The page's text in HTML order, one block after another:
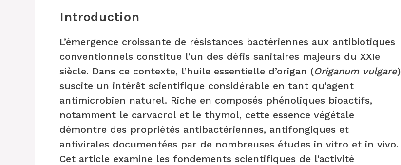
Introduction
L’émergence croissante de résistances bactériennes aux antibiotiques
conventionnels constitue l’un des défis sanitaires majeurs du XXIe
siècle. Dans ce contexte, l’huile essentielle d’origan (Origanum vulgare)
suscite un intérêt scientifique considérable en tant qu’agent
antimicrobien naturel. Riche en composés phénoliques bioactifs,
notamment le carvacrol et le thymol, cette essence végétale
démontre des propriétés antibactériennes, antifongiques et
antivirales documentées par de nombreuses études in vitro et in vivo.
Cet article examine les fondements scientifiques de l’activité